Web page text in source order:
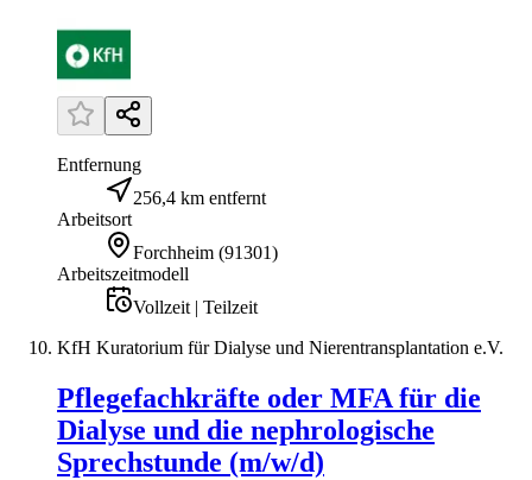
Entfernung
256,4 km entfernt
Arbeitsort
Forchheim (91301)
Arbeitszeitmodell
Vollzeit | Teilzeit
KfH Kuratorium für Dialyse und Nierentransplantation e.V.
Pflegefachkräfte oder MFA für die
Dialyse und die nephrologische
Sprechstunde (m/w/d)